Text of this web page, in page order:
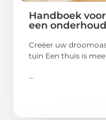
Handboek
een
Creëer uw
tuin Een thuis is